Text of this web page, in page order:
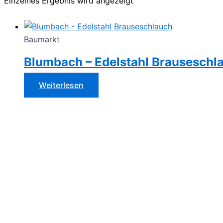
Baumarkt
Blumbach – Edelstahl
Weiterlesen